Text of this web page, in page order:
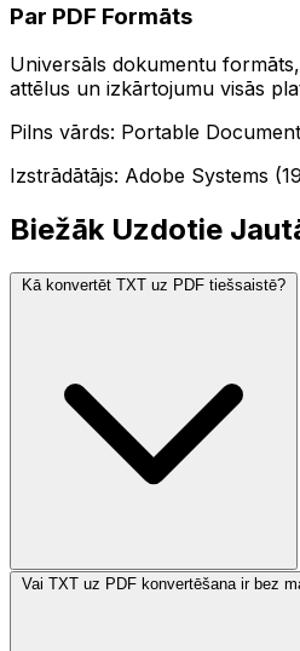
Par PDF Formāts
Universāls dokumentu
attēlus un izkārtojumu visās
Pilns vārds: Portable
Izstrādātājs: Adobe Systems
Biežāk Uzdotie
Kā konvertēt TXT uz PDF tiešsaistē?
Vai TXT uz PDF konvertēšana ir bez